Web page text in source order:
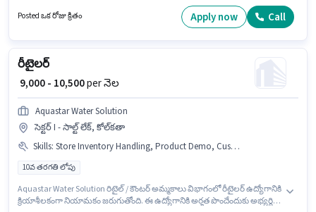
Packaging and Sorting, Stock Taking, Freight Forwarding ఉండాలి. ఈ
ఉద్యోగం Full Time ప్రాతిపదికపై, Rotation Shift మరియు వారానికి 6 days
Posted ఒక రోజు క్రితం Apply now Call
రీటైలర్
₹ 9,000 - 10,500per నెల
Aquastar Water Solution
సెక్టర్ I - సాల్ట్ లేక్, కోల్‌కతా
Skills: Store Inventory Handling, Product Demo, Customer Handling
10వ తరగతి లోపు
Aquastar Water Solution రిటైల్ / కౌంటర్ అమ్మకాలు విభాగంలో రీటైలర్ ఉద్యోగానికి
క్రియాశీలకంగా నియామకం జరుగుతోంది. ఈ ఉద్యోగానికి అర్హత పొందేందుకు అభ్యర్థికి